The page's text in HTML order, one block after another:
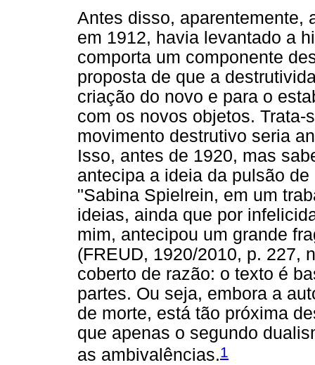
Antes disso, aparentemente,
em 1912, havia levantado a
comporta um componente
proposta de que a
criação do novo e para o
com os novos objetos.
movimento destrutivo seria
Isso, antes de 1920, mas
antecipa a ideia da pulsão
"Sabina Spielrein, em um
ideias, ainda que por
mim, antecipou um grande
(FREUD, 1920/2010, p. 227,
coberto de razão: o texto é
partes. Ou seja, embora a
de morte, está tão próxima
que apenas o segundo
as ambivalências.1